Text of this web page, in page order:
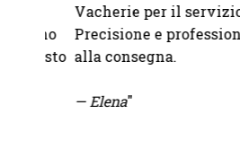
Vacherie per il servizio di
Precisione e
alla consegna.
— Elena"